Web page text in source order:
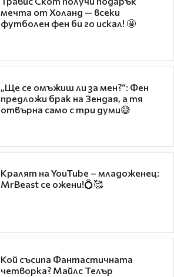
мечта от Холанд — всеки
футболен фен би го искал! 🤩
„Ще се омъжиш ли за мен?“: Фен
предложи брак на Зендая, а тя
отвърна само с три думи😅
Кралят на YouTube – младоженец:
MrBeast се ожени!💍🥰
Кой съсипа Фантастичната
четворка? Майлс Телър